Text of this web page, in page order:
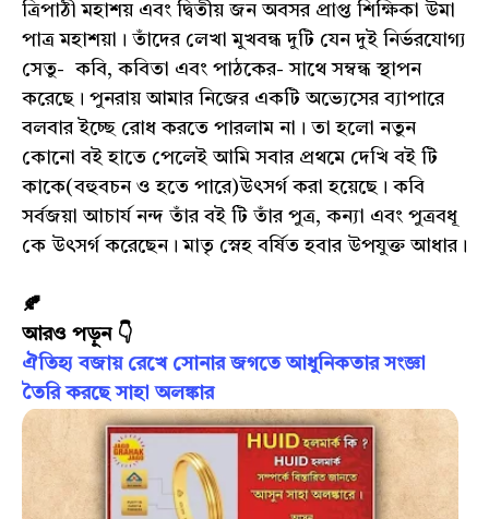
ত্রিপাঠী মহাশয় এবং দ্বিতীয় জন অবসর প্রাপ্ত শিক্ষিকা উমা
পাত্র মহাশয়া। তাঁদের লেখা মুখবন্ধ দুটি যেন দুই নির্ভরযোগ্য
সেতু- কবি, কবিতা এবং পাঠকের- সাথে সম্বন্ধ স্থাপন
করেছে। পুনরায় আমার নিজের একটি অভ্যেসের ব্যাপারে
বলবার ইচ্ছে রোধ করতে পারলাম না। তা হলো নতুন
কোনো বই হাতে পেলেই আমি সবার প্রথমে দেখি বই টি
কাকে(বহুবচন ও হতে পারে)উৎসর্গ করা হয়েছে। কবি
সর্বজয়া আচার্য নন্দ তাঁর বই টি তাঁর পুত্র, কন্যা এবং পুত্রবধূ
কে উৎসর্গ করেছেন। মাতৃ স্নেহ বর্ষিত হবার উপযুক্ত আধার।
🍂
আরও পড়ুন 👇
ঐতিহ্য বজায় রেখে সোনার জগতে আধুনিকতার সংজ্ঞা
তৈরি করছে সাহা অলঙ্কার